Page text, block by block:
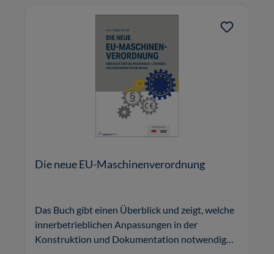
Die neue EU-Maschinenverordnung
Das Buch gibt einen Überblick und zeigt, welche
innerbetrieblichen Anpassungen in der
Konstruktion und Dokumentation notwendig